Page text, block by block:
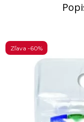
Zľava -60%